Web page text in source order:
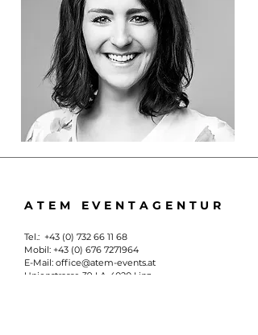
ATEM EVENTAGENTUR
Tel.: +43 (0) 732 66 11 68
Mobil: +43 (0) 676 7271964
E-Mail: office@atem-events.at
Unionstrasse 39 I A-4020 Linz